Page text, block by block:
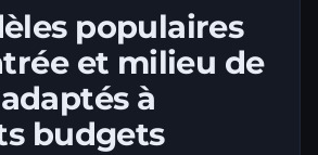
populaires
et milieu de
à
budgets